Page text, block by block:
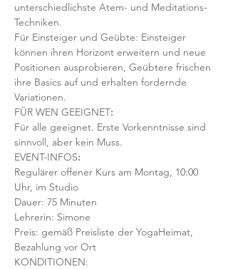
unterschiedlichste Atem- und Meditations-
Techniken.
Für Einsteiger und Geübte: Einsteiger
können ihren Horizont erweitern und neue
Positionen ausprobieren, Geübtere frischen
ihre Basics auf und erhalten fordernde
Variationen.
FÜR WEN GEEIGNET:
Für alle geeignet. Erste Vorkenntnisse sind
sinnvoll, aber kein Muss.
EVENT-INFOS:
Regulärer offener Kurs am Montag, 10:00
Uhr, im Studio
Dauer: 75 Minuten
Lehrerin: Simone
Preis: gemäß Preisliste der YogaHeimat,
Bezahlung vor Ort
KONDITIONEN: